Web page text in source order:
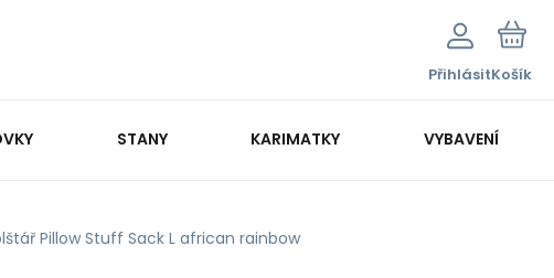
PřihlásitKošík
STANY KARIMATKY VYBAVENÍ
Pillow Stuff Sack L african rainbow